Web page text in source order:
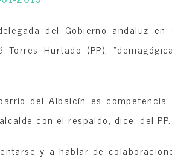
del Gobierno andaluz en
Hurtado (PP),
del Albaicín es competencia
con el respaldo, dice, del PP.
y a hablar de